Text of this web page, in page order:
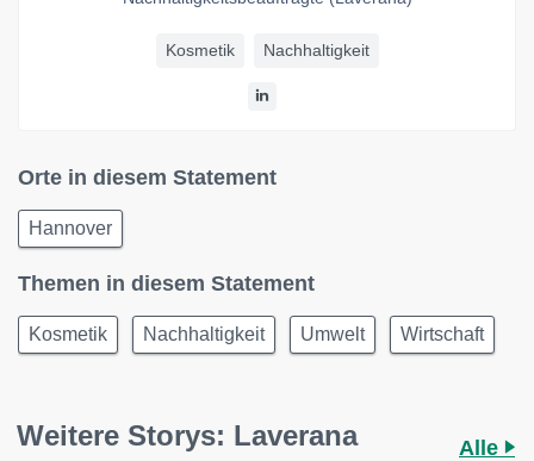
Kosmetik Nachhaltigkeit
Orte in diesem Statement
Hannover
Themen in diesem Statement
Kosmetik Nachhaltigkeit Umwelt Wirtschaft
Weitere Storys: Laverana
Alle